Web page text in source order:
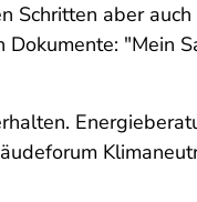
aber
"Mein